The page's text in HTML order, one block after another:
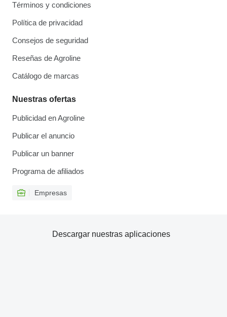
Términos y condiciones
Política de privacidad
Consejos de seguridad
Reseñas de Agroline
Catálogo de marcas
Nuestras ofertas
Publicidad en Agroline
Publicar el anuncio
Publicar un banner
Programa de afiliados
Empresas
Descargar nuestras aplicaciones